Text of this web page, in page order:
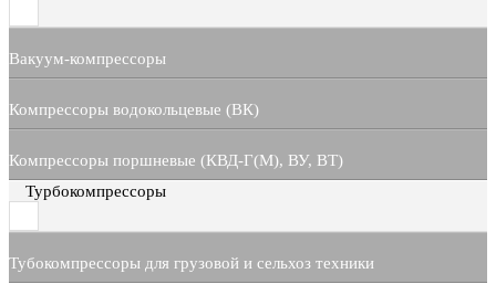
Вакуум-компрессоры
Компрессоры водокольцевые (ВК)
Компрессоры поршневые (КВД-Г(М), ВУ, ВТ)
Турбокомпрессоры
Тубокомпрессоры для грузовой и сельхоз техники